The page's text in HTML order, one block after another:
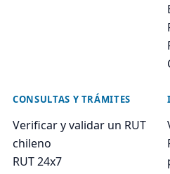
CONSULTAS Y TRÁMITES
Verificar y validar un RUT
chileno
RUT 24x7